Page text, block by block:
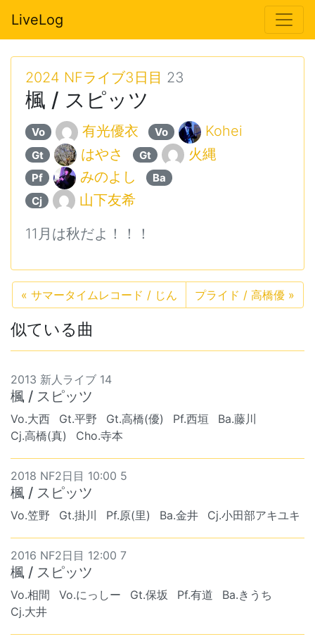
LiveLog
2024 NFライブ3日目 23
楓 / スピッツ
Vo 有光優衣 Vo Kohei
Gt はやさ Gt 火縄
Pf みのよし Ba
Cj 山下友希
11月は秋だよ！！！
« サマータイムレコード / じん プライド / 高橋優 »
似ている曲
2013 新人ライブ 14
楓 / スピッツ
Vo.大西 Gt.平野 Gt.高橋(優) Pf.西垣
Ba.藤川
Cj.高橋(真)
Cho.寺本
2018 NF2日目 10:00 5
楓 / スピッツ
Vo.笠野 Gt.掛川 Pf.原(里) Ba.金井 Cj.小田部アキユキ
2016 NF2日目 12:00 7
楓 / スピッツ
Vo.相間 Vo.にっしー Gt.保坂 Pf.有道
Ba.きうち
Cj.大井